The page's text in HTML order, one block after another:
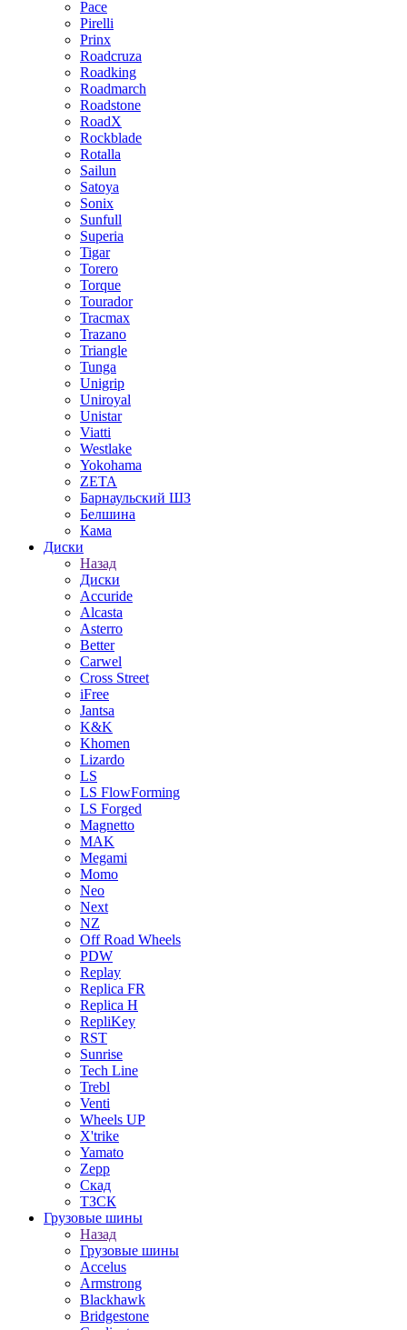
Pace
Pirelli
Prinx
Roadcruza
Roadking
Roadmarch
Roadstone
RoadX
Rockblade
Rotalla
Sailun
Satoya
Sonix
Sunfull
Superia
Tigar
Torero
Torque
Tourador
Tracmax
Trazano
Triangle
Tunga
Unigrip
Uniroyal
Unistar
Viatti
Westlake
Yokohama
ZETA
Барнаульский ШЗ
Белшина
Кама
Диски
Назад
Диски
Accuride
Alcasta
Asterro
Better
Carwel
Cross Street
iFree
Jantsa
K&K
Khomen
Lizardo
LS
LS FlowForming
LS Forged
Magnetto
MAK
Megami
Momo
Neo
Next
NZ
Off Road Wheels
PDW
Replay
Replica FR
Replica H
RepliKey
RST
Sunrise
Tech Line
Trebl
Venti
Wheels UP
X'trike
Yamato
Zepp
Скад
ТЗСК
Грузовые шины
Назад
Грузовые шины
Accelus
Armstrong
Blackhawk
Bridgestone